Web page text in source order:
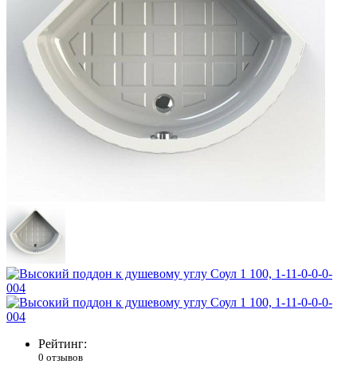
Рейтинг:
0 отзывов